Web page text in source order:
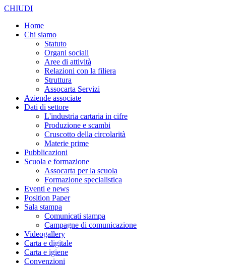
CHIUDI
Home
Chi siamo
Statuto
Organi sociali
Aree di attività
Relazioni con la filiera
Struttura
Assocarta Servizi
Aziende associate
Dati di settore
L'industria cartaria in cifre
Produzione e scambi
Cruscotto della circolarità
Materie prime
Pubblicazioni
Scuola e formazione
Assocarta per la scuola
Formazione specialistica
Eventi e news
Position Paper
Sala stampa
Comunicati stampa
Campagne di comunicazione
Videogallery
Carta e digitale
Carta e igiene
Convenzioni